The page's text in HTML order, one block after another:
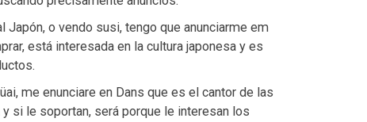
Japón, o vendo susi, tengo que anunciarme em
está interesada en la cultura japonesa y es
me enunciare en Dans que es el cantor de las
y si le soportan, será porque le interesan los